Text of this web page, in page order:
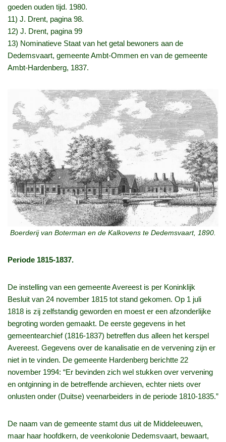
goeden ouden tijd. 1980.
11) J. Drent, pagina 98.
12) J. Drent, pagina 99
13) Nominatieve Staat van het getal bewoners aan de
Dedemsvaart, gemeente Ambt-Ommen en van de gemeente
Ambt-Hardenberg, 1837.
Boerderij van Boterman en de Kalkovens te Dedemsvaart, 1890.
Periode 1815-1837.
De instelling van een gemeente Avereest is per Koninklijk
Besluit van 24 november 1815 tot stand gekomen. Op 1 juli
1818 is zij zelfstandig geworden en moest er een afzonderlijke
begroting worden gemaakt. De eerste gegevens in het
gemeentearchief (1816-1837) betreffen dus alleen het kerspel
Avereest. Gegevens over de kanalisatie en de vervening zijn er
niet in te vinden. De gemeente Hardenberg berichtte 22
november 1994: “Er bevinden zich wel stukken over vervening
en ontginning in de betreffende archieven, echter niets over
onlusten onder (Duitse) veenarbeiders in de periode 1810-1835.”
De naam van de gemeente stamt dus uit de Middeleeuwen,
maar haar hoofdkern, de veenkolonie Dedemsvaart, bewaart,